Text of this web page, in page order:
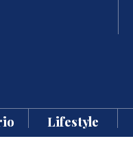
Lifestyle